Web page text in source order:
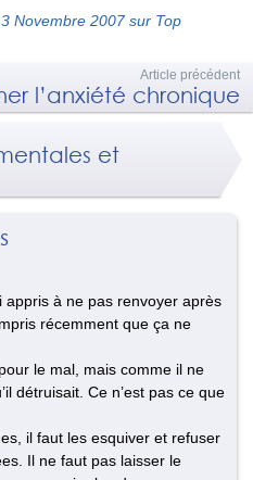
Novembre 2007 sur Top
Article précédent
l’anxiété chronique
et
appris à ne pas renvoyer après
récemment que ça ne
le mal, mais comme il ne
détruisait. Ce n’est pas ce que
il faut les esquiver et refuser
Il ne faut pas laisser le